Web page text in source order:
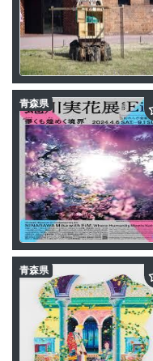
青森県
青森県